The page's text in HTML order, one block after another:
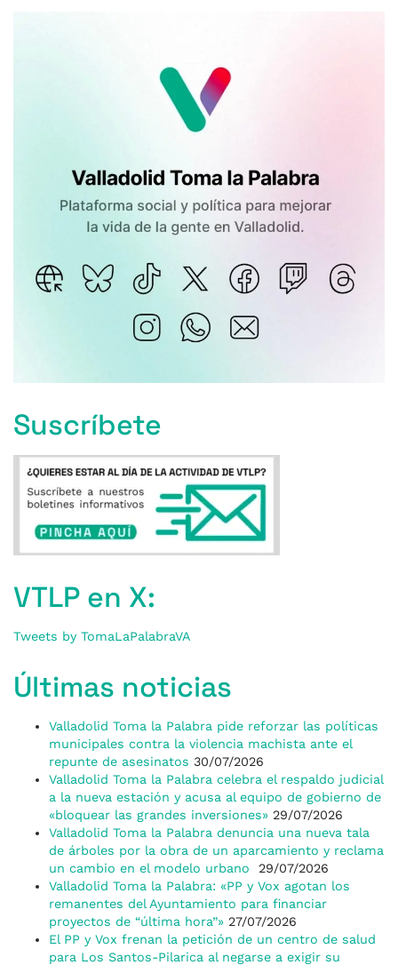
Suscríbete
VTLP en X:
Tweets by TomaLaPalabraVA
Últimas noticias
Valladolid Toma la Palabra pide reforzar las políticas
municipales contra la violencia machista ante el
repunte de asesinatos 30/07/2026
Valladolid Toma la Palabra celebra el respaldo judicial
a la nueva estación y acusa al equipo de gobierno de
«bloquear las grandes inversiones» 29/07/2026
Valladolid Toma la Palabra denuncia una nueva tala
de árboles por la obra de un aparcamiento y reclama
un cambio en el modelo urbano
29/07/2026
Valladolid Toma la Palabra: «PP y Vox agotan los
remanentes del Ayuntamiento para financiar
proyectos de “última hora”» 27/07/2026
El PP y Vox frenan la petición de un centro de salud
para Los Santos-Pilarica al negarse a exigir su